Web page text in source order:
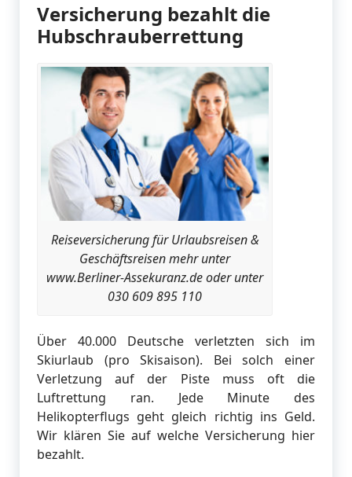
Versicherung bezahlt die
Hubschrauberrettung
Reiseversicherung für Urlaubsreisen &
Geschäftsreisen mehr unter
www.Berliner-Assekuranz.de oder unter
030 609 895 110
Über 40.000 Deutsche verletzten sich im
Skiurlaub (pro Skisaison). Bei solch einer
Verletzung auf der Piste muss oft die
Luftrettung ran. Jede Minute des
Helikopterflugs geht gleich richtig ins Geld.
Wir klären Sie auf welche Versicherung hier
bezahlt.